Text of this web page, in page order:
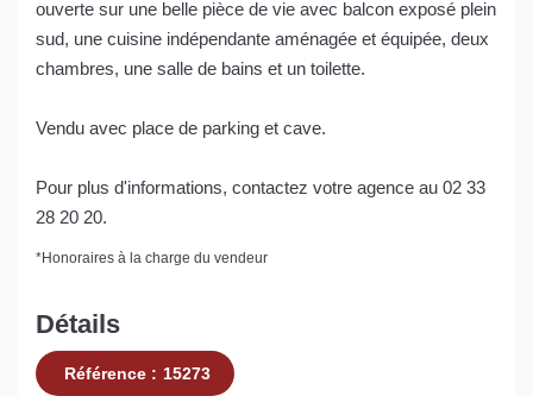
ouverte sur une belle pièce de vie avec balcon exposé plein
sud, une cuisine indépendante aménagée et équipée, deux
chambres, une salle de bains et un toilette.
Vendu avec place de parking et cave.
Pour plus d'informations, contactez votre agence au 02 33
28 20 20.
*Honoraires à la charge du vendeur
Détails
Référence : 15273